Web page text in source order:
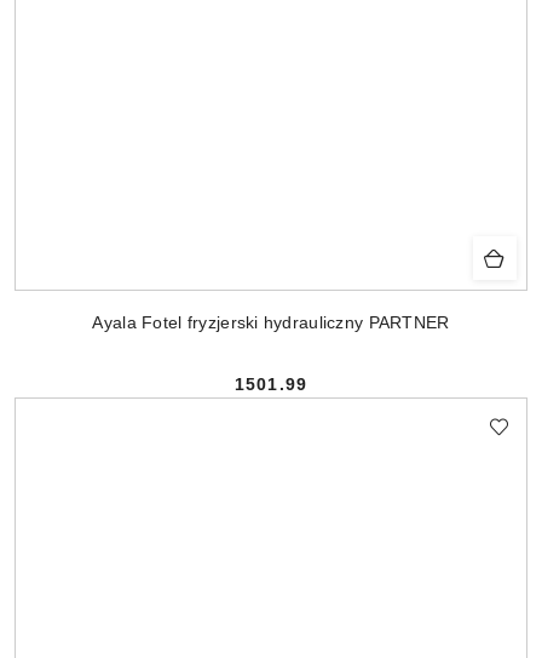
Ayala Fotel fryzjerski hydrauliczny PARTNER
Cena:
1501.99